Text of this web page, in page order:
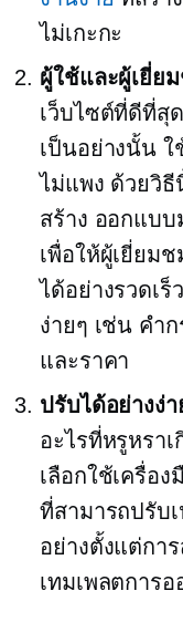
ไม่เกะกะ
ผู้ใช้และผู้เยี่ย
เว็บไซต์ที่ดีที่สุ
เป็นอย่างนั้นใ
ไม่แพง ด้วยวิธี
สร้าง ออกแบบ
เพื่อให้ผู้เยี่ยม
ได้อย่างรวดเ
ง่ายๆ เช่น คำ
และราคา
ปรับได้อย่างง่
อะไรที่หรูหรา
เลือกใช้เครื่อง
ที่สามารถปรับ
อย่างตั้งแต่กา
เทมเพลตการ